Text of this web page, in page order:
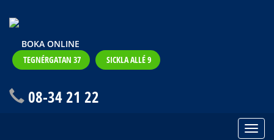
BOKA ONLINE
TEGNÉRGATAN 37
SICKLA ALLÉ 9
08-34 21 22